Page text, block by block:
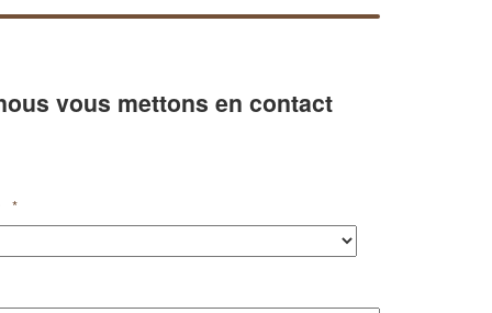
vous mettons en contact
*
✕